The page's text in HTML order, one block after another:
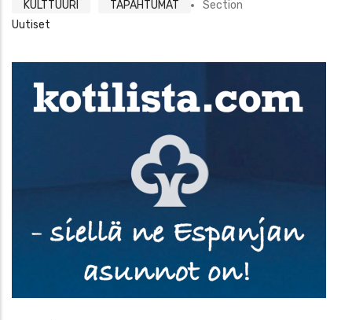
KULTTUURI
TAPAHTUMAT
Section
Uutiset